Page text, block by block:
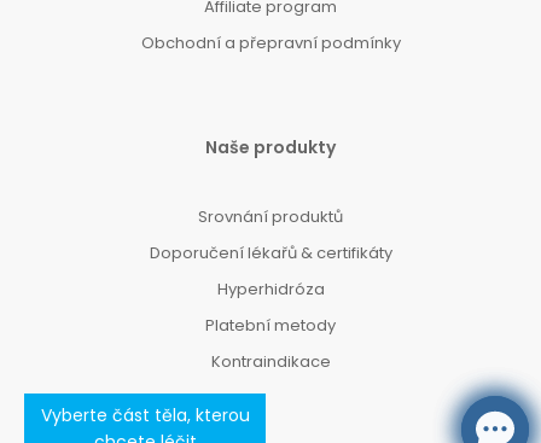
Vyberte část těla, kterou
Affiliate program
Obchodní a přepravní podmínky
Naše produkty
Srovnání produktů
Doporučení lékařů & certifikáty
Hyperhidróza
Platební metody
Kontraindikace